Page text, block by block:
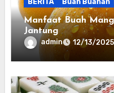
BERITA Buah Buahan
Manfaat Buah
Jantung
admin 12/13/2025